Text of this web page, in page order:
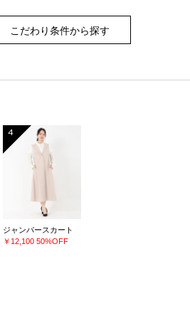
こだわり条件から探す
4
ジャンパースカート
￥12,100 50%OFF